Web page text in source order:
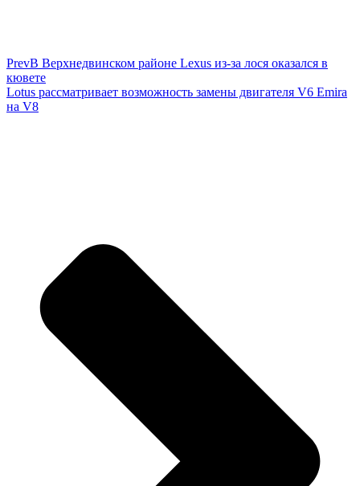
PrevВ Верхнедвинском районе Lexus из-за лося оказался в
кювете
Lotus рассматривает возможность замены двигателя V6 Emira
на V8